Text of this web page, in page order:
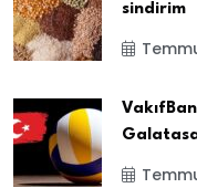
sindirim